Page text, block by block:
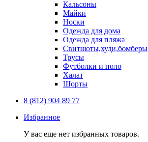
Кальсоны
Майки
Носки
Одежда для дома
Одежда для пляжа
Свитшоты,худи,бомберы
Трусы
Футболки и поло
Халат
Шорты
8 (812) 904 89 77
Избранное
У вас еще нет избранных товаров.